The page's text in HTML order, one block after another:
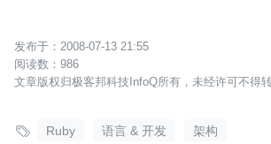
2008-07-13 21:55
986
文章版权归极客邦科技InfoQ所有，未经许可不得转
 Ruby 语言 & 开发 架构